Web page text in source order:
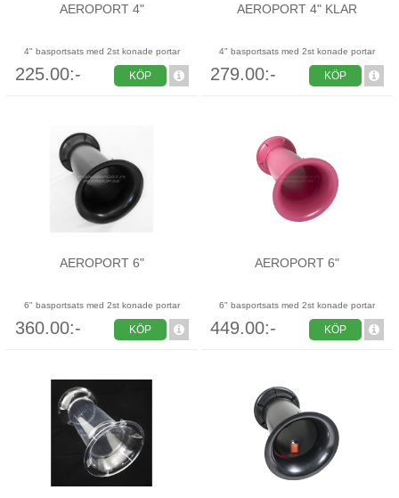
AEROPORT 4"
4" basportsats med 2st konade portar
225.00:- KÖP
AEROPORT 4" KLAR
4" basportsats med 2st konade portar
279.00:- KÖP
AEROPORT 6"
6" basportsats med 2st konade portar
360.00:- KÖP
AEROPORT 6"
6" basportsats med 2st konade portar
449.00:- KÖP